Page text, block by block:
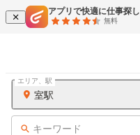
アプリで快適に仕事探し
無料
室駅
エリア、駅
キーワード